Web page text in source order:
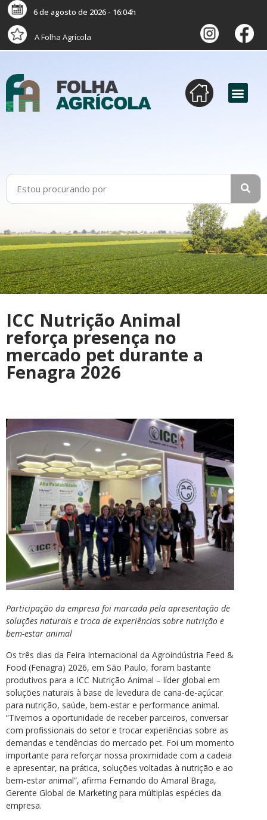
6 de agosto de 2026 - 16:04h
A Folha Agrícola
ICC Nutrição Animal
reforça presença no
mercado pet durante a
Fenagra 2026
Participação da empresa foi marcada pela apresentação de
soluções naturais e troca de experiências sobre nutrição e
bem-estar animal
Os três dias da Feira Internacional da Agroindústria Feed &
Food (Fenagra) 2026, em São Paulo, foram bastante
produtivos para a ICC Nutrição Animal – líder global em
soluções naturais à base de levedura de cana-de-açúcar
para nutrição, saúde, bem-estar e performance animal.
“Tivemos a oportunidade de receber parceiros, conversar
com profissionais do setor e trocar experiências sobre as
demandas e tendências do mercado pet. Foi um momento
importante para reforçar nossa proximidade com a cadeia
e apresentar, na prática, soluções voltadas à nutrição e ao
bem-estar animal”, afirma Fernando do Amaral Braga,
Gerente Global de Marketing para múltiplas espécies da
empresa.